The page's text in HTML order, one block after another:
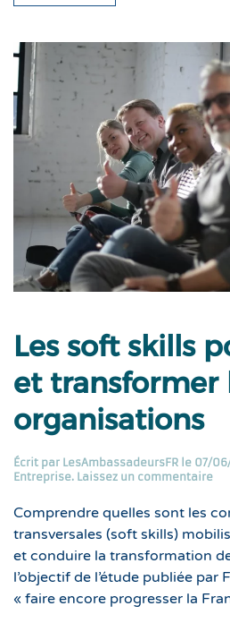
Les soft skills
et transformer
organisations
Écrit par LesAmbassadeursFR le 07/
Entreprise. Laissez un commentaire
Comprendre quelles sont les
transversales (soft skills)
et conduire la transformation
l’objectif de l’étude publiée par
« faire encore progresser la